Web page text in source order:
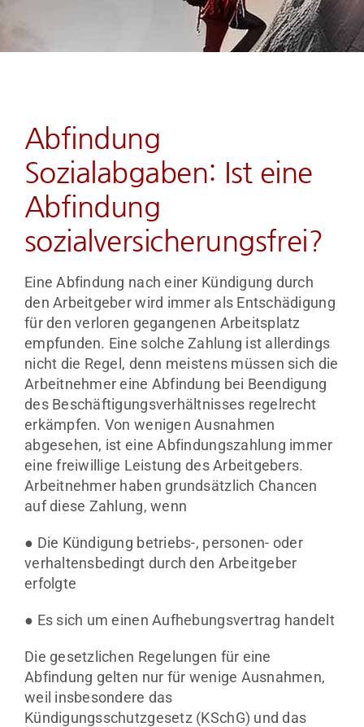
Unsere Rechtsgebiete
Kosten & Beratungspakete
Nützliche Downloads und Links
BLOG Aktuelles & Infos
Kontakt
Abfindung
Sozialabgaben: Ist eine
Abfindung
sozialversicherungsfrei?
Eine Abfindung nach einer Kündigung durch
den Arbeitgeber wird immer als Entschädigung
für den verloren gegangenen Arbeitsplatz
empfunden. Eine solche Zahlung ist allerdings
nicht die Regel, denn meistens müssen sich die
Arbeitnehmer eine Abfindung bei Beendigung
des Beschäftigungsverhältnisses regelrecht
erkämpfen. Von wenigen Ausnahmen
abgesehen, ist eine Abfindungszahlung immer
eine freiwillige Leistung des Arbeitgebers.
Arbeitnehmer haben grundsätzlich Chancen
auf diese Zahlung, wenn
● Die Kündigung betriebs-, personen- oder
verhaltensbedingt durch den Arbeitgeber
erfolgte
● Es sich um einen Aufhebungsvertrag handelt
Die gesetzlichen Regelungen für eine
Abfindung gelten nur für wenige Ausnahmen,
weil insbesondere das
Kündigungsschutzgesetz (KSchG) und das